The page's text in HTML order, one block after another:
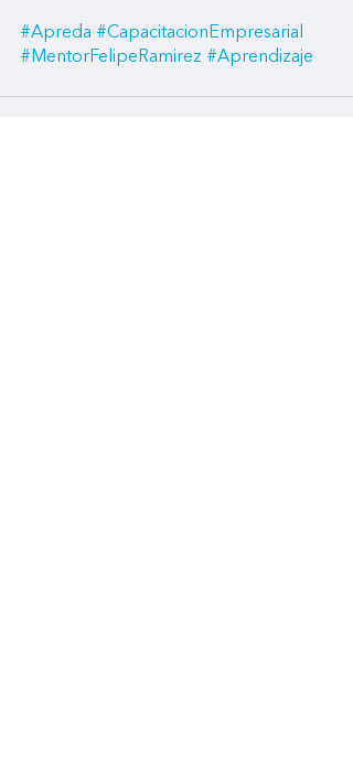
#Apreda #CapacitacionEmpresarial
#MentorFelipeRamirez #Aprendizaje